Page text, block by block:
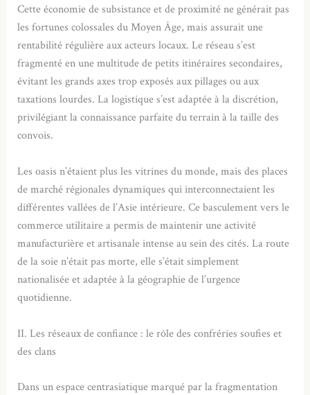
Cette économie de subsistance et de proximité ne générait pas
les fortunes colossales du Moyen Âge, mais assurait une
rentabilité régulière aux acteurs locaux. Le réseau s’est
fragmenté en une multitude de petits itinéraires secondaires,
évitant les grands axes trop exposés aux pillages ou aux
taxations lourdes. La logistique s’est adaptée à la discrétion,
privilégiant la connaissance parfaite du terrain à la taille des
convois.
Les oasis n’étaient plus les vitrines du monde, mais des places
de marché régionales dynamiques qui interconnectaient les
différentes vallées de l’Asie intérieure. Ce basculement vers le
commerce utilitaire a permis de maintenir une activité
manufacturière et artisanale intense au sein des cités. La route
de la soie n’était pas morte, elle s’était simplement
nationalisée et adaptée à la géographie de l’urgence
quotidienne.
II. Les réseaux de confiance : le rôle des confréries soufies et
des clans
Dans un espace centrasiatique marqué par la fragmentation